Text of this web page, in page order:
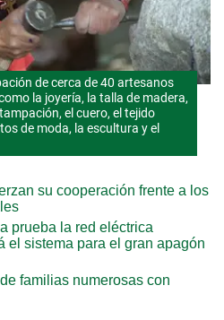
de cerca de 40 artesanos
la joyería, la talla de madera,
el cuero, el tejido
de moda, la escultura y el
su cooperación frente a los
prueba la red eléctrica
el sistema para el gran apagón
familias numerosas con